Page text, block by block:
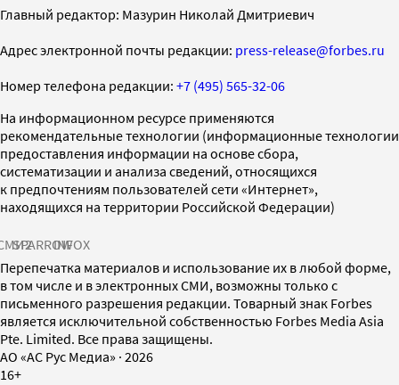
Главный редактор: Мазурин Николай Дмитриевич
Адрес электронной почты редакции: press-release@forbes.ru
Номер телефона редакции: +7 (495) 565-32-06
На информационном ресурсе применяются
рекомендательные технологии (информационные технологии
предоставления информации на основе сбора,
систематизации и анализа сведений, относящихся
к предпочтениям пользователей сети «Интернет»,
находящихся на территории Российской Федерации)
SPARROWINFOX
Перепечатка материалов и использование их в любой форме,
в том числе и в электронных СМИ, возможны только с
письменного разрешения редакции. Товарный знак Forbes
является исключительной собственностью Forbes Media Asia
Pte. Limited. Все права защищены.
AO «АС Рус Медиа» · 2026
16+